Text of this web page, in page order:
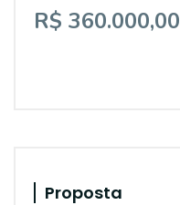
R$ 360.000,00
Proposta